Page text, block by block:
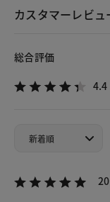
カスタマーレビュ
総合評価
4.4